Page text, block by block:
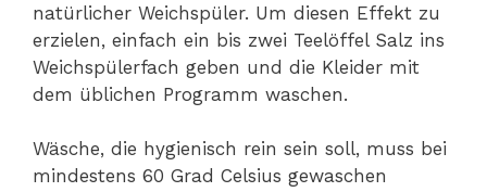
natürlicher Weichspüler. Um diesen Effekt zu
erzielen, einfach ein bis zwei Teelöffel Salz ins
Weichspülerfach geben und die Kleider mit
dem üblichen Programm waschen.
Wäsche, die hygienisch rein sein soll, muss bei
mindestens 60 Grad Celsius gewaschen